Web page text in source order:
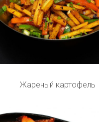
Жареный картофель